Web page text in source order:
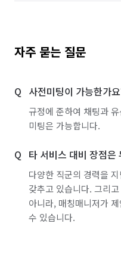
자주 묻는 질문
사전미팅이 가능한가
규정에 준하여 채팅과
미팅은 가능합니다.
타 서비스 대비 장점은
다양한 직군의 경력을
갖추고 있습니다. 그리
아니라, 매칭매니저가
수 있습니다.